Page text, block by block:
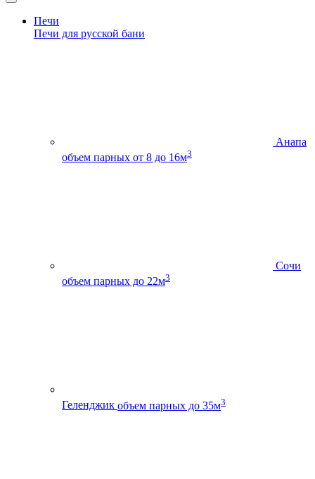
Печи
Печи для русской бани
Анапа
объем парных от 8 до 16м3
Сочи
объем парных до 22м3
Геленджик объем парных до 35м3